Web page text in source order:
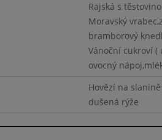
Rajská s
Moravský
bramborový
Vánoční cukroví (
ovocný
Hovězí na slanině
dušená rýže